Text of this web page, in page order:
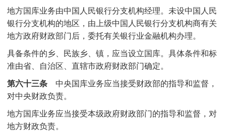
地方国库业务由中国人民银行分支机构经理。未设中国人民
银行分支机构的地区，由上级中国人民银行分支机构商有关
地方政府财政部门后，委托有关银行业金融机构办理。
具备条件的乡、民族乡、镇，应当设立国库。具体条件和标
准由省、自治区、直辖市政府财政部门确定。
第六十三条 中央国库业务应当接受财政部的指导和监督，
对中央财政负责。
地方国库业务应当接受本级政府财政部门的指导和监督，对
地方财政负责。